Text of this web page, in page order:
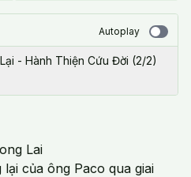
Autoplay
- Hành Thiện Cứu Đời (2/2)
Lai
của ông Paco qua giai